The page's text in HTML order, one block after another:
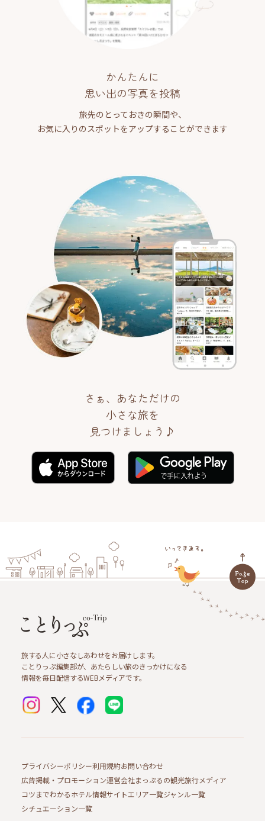
かんたんに
思い出の写真を投稿
旅先のとっておきの瞬間や、
お気に入りのスポットをアップすることができます
さぁ、あなただけの
小さな旅を
見つけましょう♪
旅する人に小さなしあわせをお届けします。
ことりっぷ編集部が、あたらしい旅のきっかけになる
情報を毎日配信するWEBメディアです。
プライバシーポリシー利用規約お問い合わせ
広告掲載・プロモーション運営会社まっぷるの観光旅行メディア
コツまでわかるホテル情報サイトエリア一覧ジャンル一覧
シチュエーション一覧